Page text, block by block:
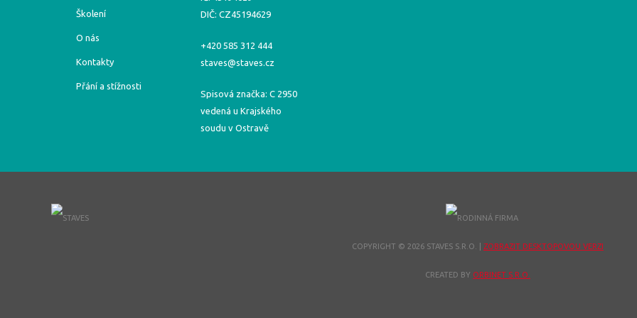
Školení
O nás
Kontakty
Přání a stížnosti
DIČ: CZ45194629
+420 585 312 444
staves@staves.cz
Spisová značka: C 2950
vedená u Krajského
soudu v Ostravě
COPYRIGHT © 2026 STAVES S.R.O. ZOBRAZIT DESKTOPOVOU VERZI
CREATED BY ORBINET S.R.O.